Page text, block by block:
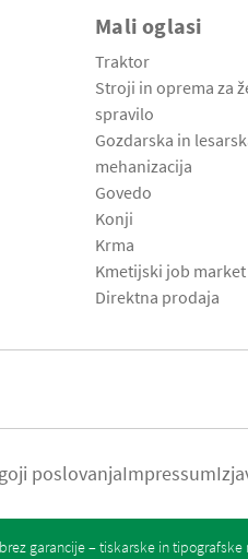
Mali oglasi
Traktor
Stroji in oprema za
spravilo
Gozdarska in
mehanizacija
Govedo
Konji
Krma
Kmetijski job market
Direktna prodaja
poslovanjaImpressum
garancije – tiskarske in tipografske